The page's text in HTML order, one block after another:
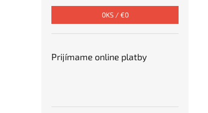
0KS /€0
Prijímame online platby